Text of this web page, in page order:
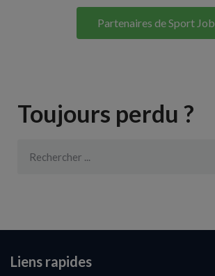
Partenaires de Sport Job
Toujours perdu ?
Liens rapides